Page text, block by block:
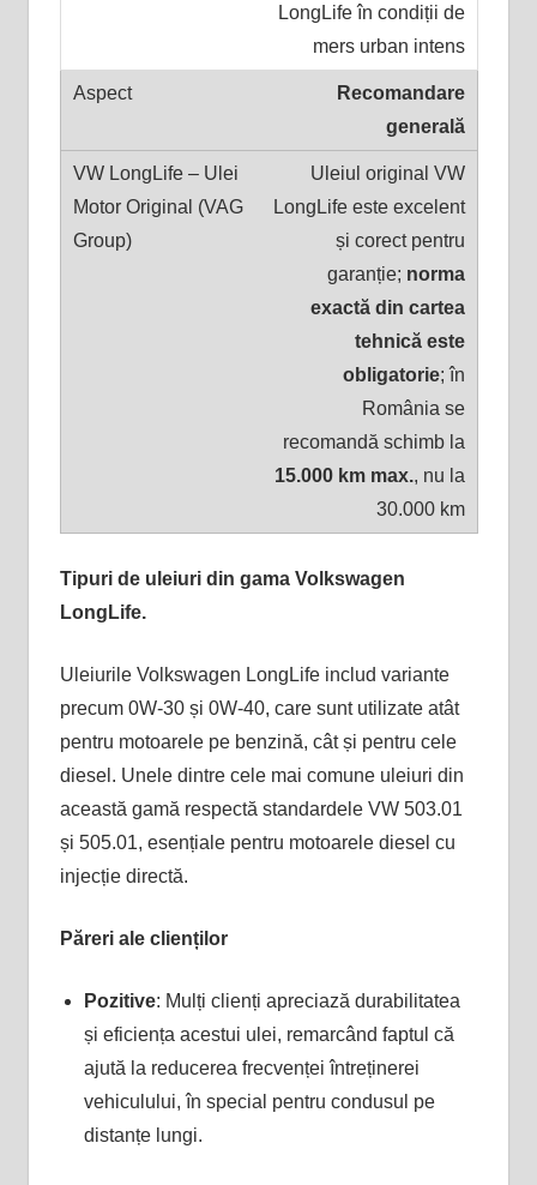
LongLife în condiții de
mers urban intens
Recomandare
generală
Uleiul original VW
LongLife este excelent
și corect pentru
garanție; norma
exactă din cartea
tehnică este
obligatorie; în
România se
recomandă schimb la
15.000 km max., nu la
30.000 km
Tipuri de uleiuri din gama Volkswagen
LongLife.
Uleiurile Volkswagen LongLife includ variante
precum 0W-30 și 0W-40, care sunt utilizate atât
pentru motoarele pe benzină, cât și pentru cele
diesel. Unele dintre cele mai comune uleiuri din
această gamă respectă standardele VW 503.01
și 505.01, esențiale pentru motoarele diesel cu
injecție directă​.
Păreri ale clienților
Pozitive: Mulți clienți apreciază durabilitatea
și eficiența acestui ulei, remarcând faptul că
ajută la reducerea frecvenței întreținerei
vehiculului, în special pentru condusul pe
distanțe lungi​.